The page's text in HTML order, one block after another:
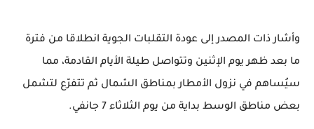
وأشار ذات المصدر إلى عودة التقلبات الجوية انطلاقا من فترة
ما بعد ظهر يوم الإثنين وتتواصل طيلة الأيام القادمة، مما
سيُساهم في نزول الأمطار بمناطق الشمال ثم تتفرّع لتشمل
بعض مناطق الوسط بداية من يوم الثلاثاء 7 جانفي.